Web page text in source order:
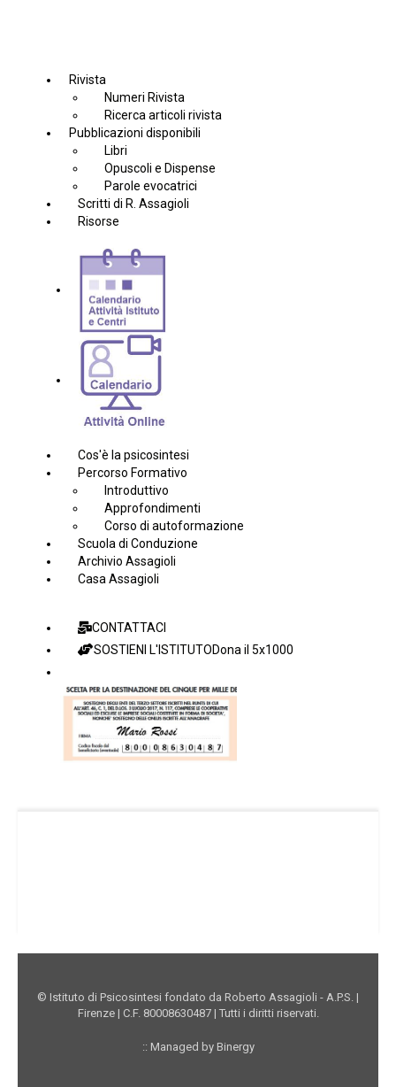
Rivista
Numeri Rivista
Ricerca articoli rivista
Pubblicazioni disponibili
Libri
Opuscoli e Dispense
Parole evocatrici
Scritti di R. Assagioli
Risorse
Cos'è la psicosintesi
Percorso Formativo
Introduttivo
Approfondimenti
Corso di autoformazione
Scuola di Conduzione
Archivio Assagioli
Casa Assagioli
CONTATTACI
SOSTIENI L'ISTITUTODona il 5x1000
© Istituto di Psicosintesi fondato da Roberto Assagioli - A.P.S. |
Firenze | C.F. 80008630487 | Tutti i diritti riservati.
:: Managed by Binergy